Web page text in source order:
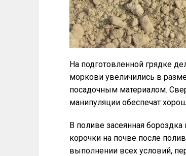
На подготовленной грядке
моркови увеличились в
посадочным материалом.
манипуляции обеспечат
В поливе засеянная
корочки на почве после
выполнении всех условий,